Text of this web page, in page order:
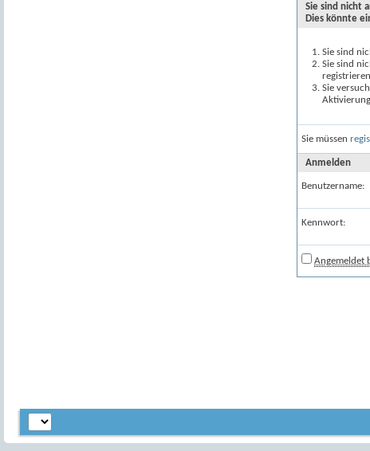
Sie sind nicht
Dies könnte
Sie sind
Sie sind
Sie
Sie müssen
Anmelden
Benutzername:
Kennwort:
Angemeldet